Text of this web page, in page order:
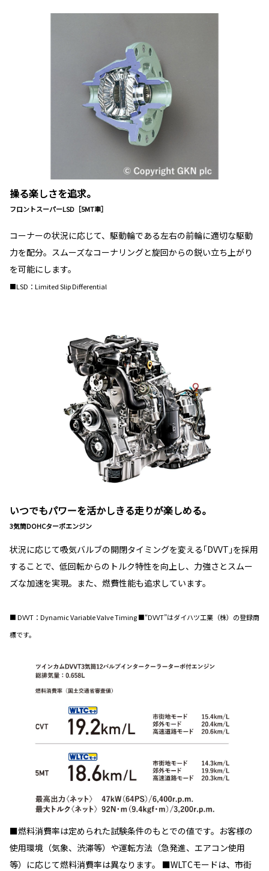
操る楽しさを追求。
フロントスーパーLSD［5MT車］
コーナーの状況に応じて、駆動輪である左右の前輪に適切な駆動
力を配分。スムーズなコーナリングと旋回からの鋭い立ち上がり
を可能にします。
■LSD：Limited Slip Differential
いつでもパワーを活かしきる走りが楽しめる。
3気筒DOHCターボエンジン
状況に応じて吸気バルブの開閉タイミングを変える｢DVVT｣を採用
することで、低回転からのトルク特性を向上し、力強さとスムー
ズな加速を実現。また、燃費性能も追求しています。
■ DVVT：Dynamic Variable Valve Timing ■“DVVT”はダイハツ工業（株）の登録商
標です。
■燃料消費率は定められた試験条件のもとでの値です。お客様の
使用環境（気象、渋滞等）や運転方法（急発進、エアコン使用
等）に応じて燃料消費率は異なります。 ■WLTCモードは、市街